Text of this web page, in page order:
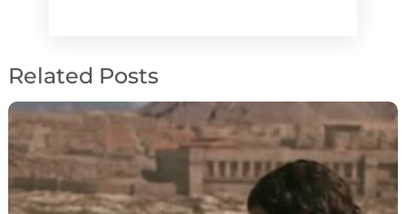
Related Posts